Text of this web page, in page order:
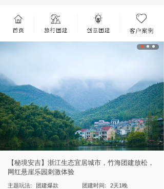
【秘境安吉】浙江生态宜居城市，竹海团建放松，
网红悬崖乐园刺激体验
主题玩法: 团建爆款 团建时间: 2天1晚